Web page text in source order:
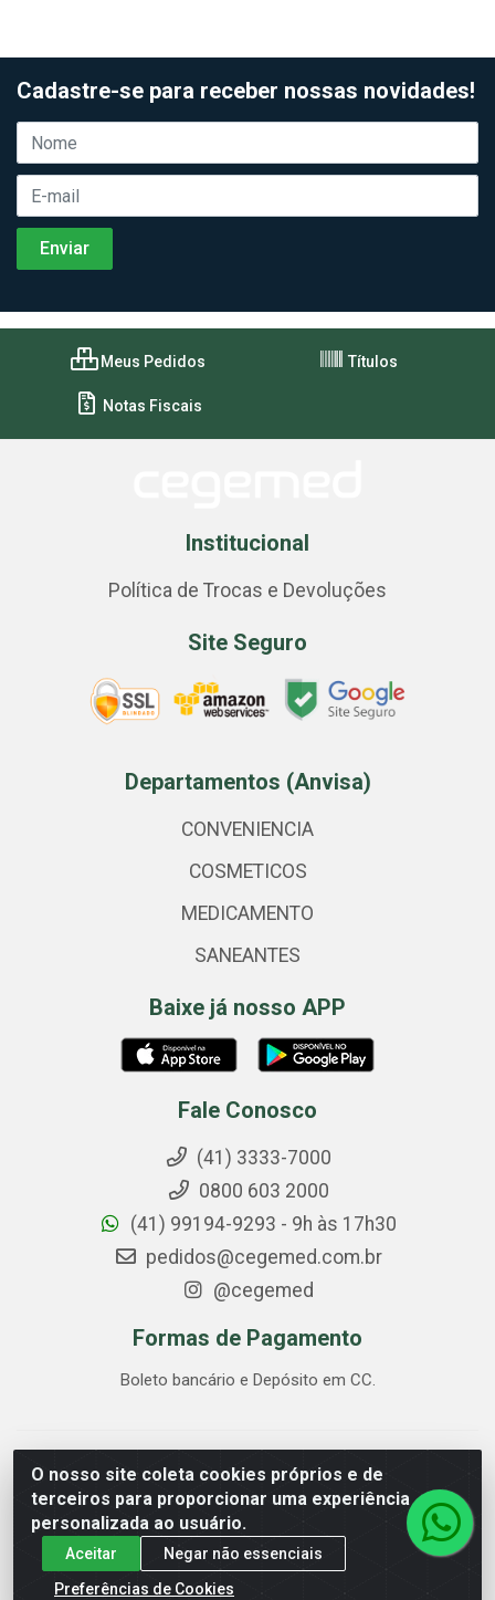
O nosso site coleta cookies próprios e de
terceiros para proporcionar uma experiência
personalizada ao usuário.
Aceitar
Negar não essenciais
Preferências de Cookies
Cadastre-se para receber nossas novidades!
Meus Pedidos Títulos
Notas Fiscais
Institucional
Política de Trocas e Devoluções
Site Seguro
Departamentos (Anvisa)
CONVENIENCIA
COSMETICOS
MEDICAMENTO
SANEANTES
Baixe já nosso APP
Fale Conosco
(41) 3333-7000
0800 603 2000
(41) 99194-9293 - 9h às 17h30
pedidos@cegemed.com.br
@cegemed
Formas de Pagamento
Boleto bancário e Depósito em CC.
Cegemed Distribuidora - Rua Alagoas, 2175 - Guaíra,
Curitiba/PR - CEP 80.630-050 - CNPJ 85.017.994/0001-01